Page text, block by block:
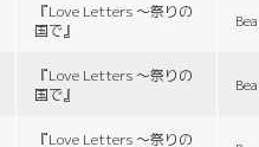
『Love Letters 〜祭りの
国で』
『Love Letters 〜祭りの
国で』
『Love Letters 〜祭りの